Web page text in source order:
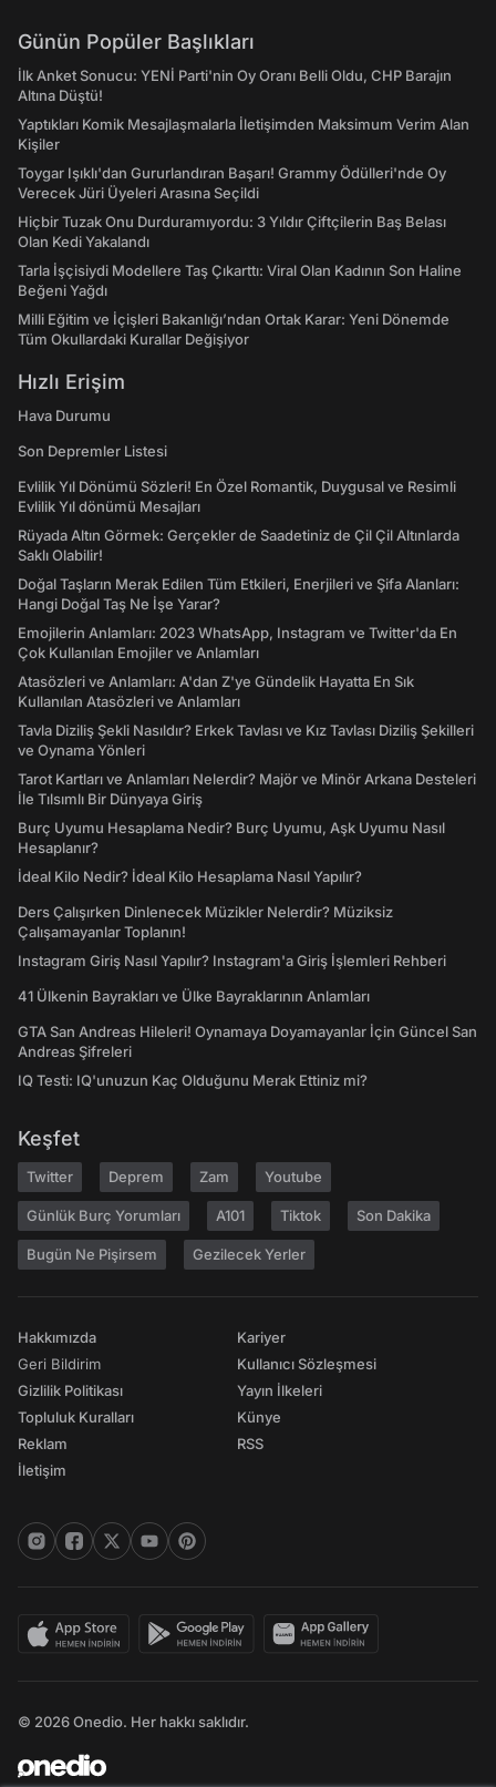
Günün Popüler Başlıkları
İlk Anket Sonucu: YENİ Parti'nin Oy Oranı Belli Oldu, CHP Barajın
Altına Düştü!
Yaptıkları Komik Mesajlaşmalarla İletişimden Maksimum Verim Alan
Kişiler
Toygar Işıklı'dan Gururlandıran Başarı! Grammy Ödülleri'nde Oy
Verecek Jüri Üyeleri Arasına Seçildi
Hiçbir Tuzak Onu Durduramıyordu: 3 Yıldır Çiftçilerin Baş Belası
Olan Kedi Yakalandı
Tarla İşçisiydi Modellere Taş Çıkarttı: Viral Olan Kadının Son Haline
Beğeni Yağdı
Milli Eğitim ve İçişleri Bakanlığı’ndan Ortak Karar: Yeni Dönemde
Tüm Okullardaki Kurallar Değişiyor
Hızlı Erişim
Hava Durumu
Son Depremler Listesi
Evlilik Yıl Dönümü Sözleri! En Özel Romantik, Duygusal ve Resimli
Evlilik Yıl dönümü Mesajları
Rüyada Altın Görmek: Gerçekler de Saadetiniz de Çil Çil Altınlarda
Saklı Olabilir!
Doğal Taşların Merak Edilen Tüm Etkileri, Enerjileri ve Şifa Alanları:
Hangi Doğal Taş Ne İşe Yarar?
Emojilerin Anlamları: 2023 WhatsApp, Instagram ve Twitter'da En
Çok Kullanılan Emojiler ve Anlamları
Atasözleri ve Anlamları: A'dan Z'ye Gündelik Hayatta En Sık
Kullanılan Atasözleri ve Anlamları
Tavla Diziliş Şekli Nasıldır? Erkek Tavlası ve Kız Tavlası Diziliş Şekilleri
ve Oynama Yönleri
Tarot Kartları ve Anlamları Nelerdir? Majör ve Minör Arkana Desteleri
İle Tılsımlı Bir Dünyaya Giriş
Burç Uyumu Hesaplama Nedir? Burç Uyumu, Aşk Uyumu Nasıl
Hesaplanır?
İdeal Kilo Nedir? İdeal Kilo Hesaplama Nasıl Yapılır?
Ders Çalışırken Dinlenecek Müzikler Nelerdir? Müziksiz
Çalışamayanlar Toplanın!
Instagram Giriş Nasıl Yapılır? Instagram'a Giriş İşlemleri Rehberi
41 Ülkenin Bayrakları ve Ülke Bayraklarının Anlamları
GTA San Andreas Hileleri! Oynamaya Doyamayanlar İçin Güncel San
Andreas Şifreleri
IQ Testi: IQ'unuzun Kaç Olduğunu Merak Ettiniz mi?
Keşfet
Twitter Deprem Zam Youtube
Günlük Burç Yorumları A101 Tiktok Son Dakika
Bugün Ne Pişirsem Gezilecek Yerler
Hakkımızda
Geri Bildirim
Gizlilik Politikası
Topluluk Kuralları
Reklam
İletişim
Kariyer
Kullanıcı Sözleşmesi
Yayın İlkeleri
Künye
RSS
© 2026 Onedio. Her hakkı saklıdır.